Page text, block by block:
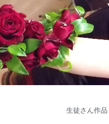
生徒さん作品